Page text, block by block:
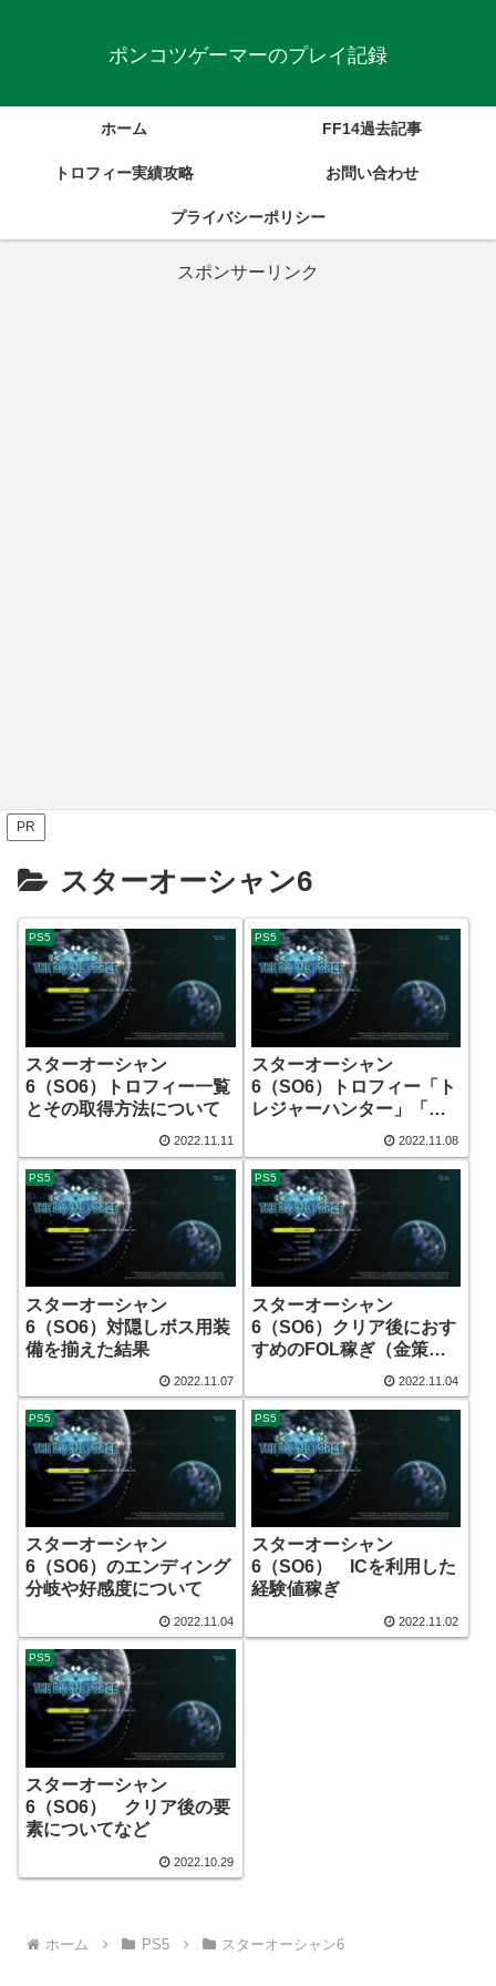
ポンコツゲーマーのプレイ記録
ホーム FF14過去記事
トロフィー実績攻略 お問い合わせ
プライバシーポリシー
スポンサーリンク
PR
スターオーシャン6
PS5
スターオーシャン
6（SO6）トロフィー一覧
とその取得方法について
2022.11.11
PS5
スターオーシャン
6（SO6）トロフィー「ト
レジャーハンター」「万
物創造神」について
2022.11.08
PS5
スターオーシャン
6（SO6）対隠しボス用装
備を揃えた結果
2022.11.07
PS5
スターオーシャン
6（SO6）クリア後におす
すめのFOL稼ぎ（金策）
2022.11.04
PS5
スターオーシャン
6（SO6）のエンディング
分岐や好感度について
2022.11.04
PS5
スターオーシャン
6（SO6） ICを利用した
経験値稼ぎ
2022.11.02
PS5
スターオーシャン
6（SO6） クリア後の要
素についてなど
2022.10.29
ホーム PS5 スターオーシャン6